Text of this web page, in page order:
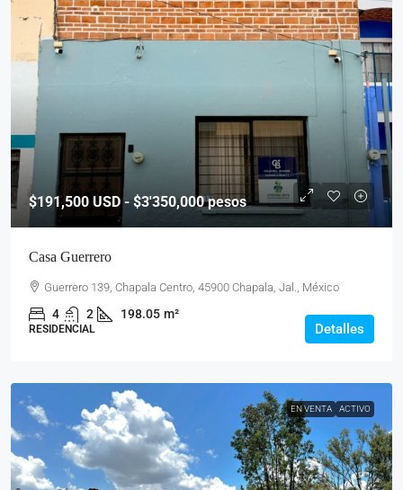
$191,500 USD - $3'350,000 pesos
Casa Guerrero
Guerrero 139, Chapala Centro, 45900 Chapala, Jal., México
4 2 198.05 m²
RESIDENCIAL Detalles
EN VENTA ACTIVO